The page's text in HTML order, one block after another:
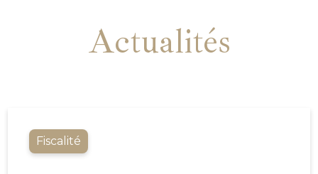
Actualités
Fiscalité